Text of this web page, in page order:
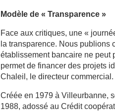
Modèle de « Transparence »
Face aux critiques, une «
la transparence. Nous publions
établissement bancaire ne peut
permet de financer des projets
Chaleil, le directeur commercial.
Créée en 1979 à Villeurbanne,
1988, adossé au Crédit